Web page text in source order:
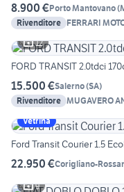
8.900 €Porto Mantovano(
Rivenditore FERRARI
12
FORD TRANSIT 2.0tdci
15.500 €Salerno(SA)
Rivenditore MUGAVERO
Vetrina
Ford Transit Courier 1.5
22.950 €Corigliano-
9